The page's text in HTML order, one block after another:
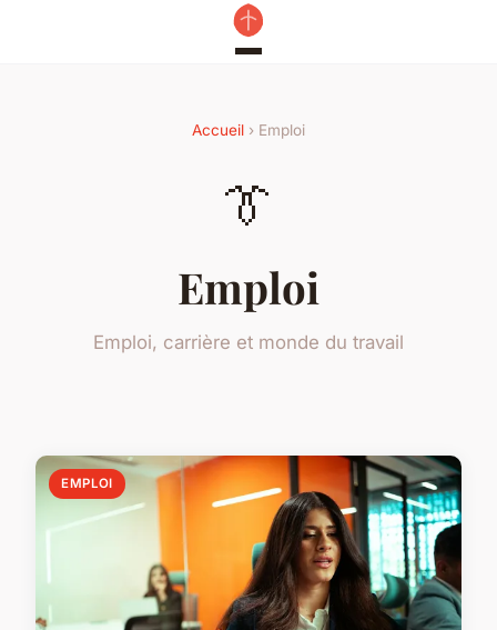
Accueil › Emploi
👔
Emploi
Emploi, carrière et monde du travail
EMPLOI